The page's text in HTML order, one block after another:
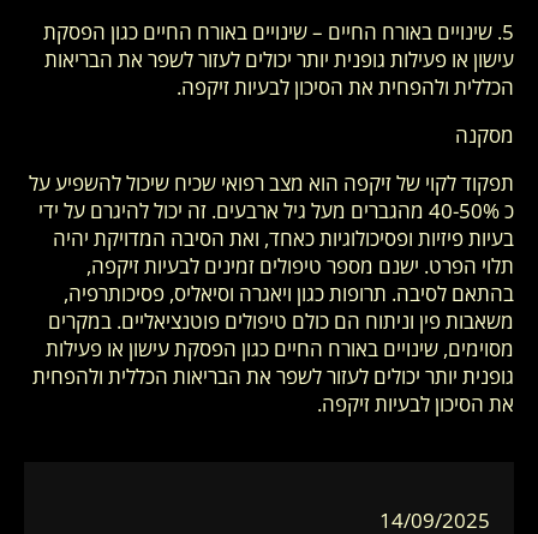
5. שינויים באורח החיים – שינויים באורח החיים כגון הפסקת
עישון או פעילות גופנית יותר יכולים לעזור לשפר את הבריאות
הכללית ולהפחית את הסיכון לבעיות זיקפה.
מסקנה
תפקוד לקוי של זיקפה הוא מצב רפואי שכיח שיכול להשפיע על
כ 40-50% מהגברים מעל גיל ארבעים. זה יכול להיגרם על ידי
בעיות פיזיות ופסיכולוגיות כאחד, ואת הסיבה המדויקת יהיה
תלוי הפרט. ישנם מספר טיפולים זמינים לבעיות זיקפה,
בהתאם לסיבה. תרופות כגון ויאגרה וסיאליס, פסיכותרפיה,
משאבות פין וניתוח הם כולם טיפולים פוטנציאליים. במקרים
מסוימים, שינויים באורח החיים כגון הפסקת עישון או פעילות
גופנית יותר יכולים לעזור לשפר את הבריאות הכללית ולהפחית
את הסיכון לבעיות זיקפה.
14/09/2025